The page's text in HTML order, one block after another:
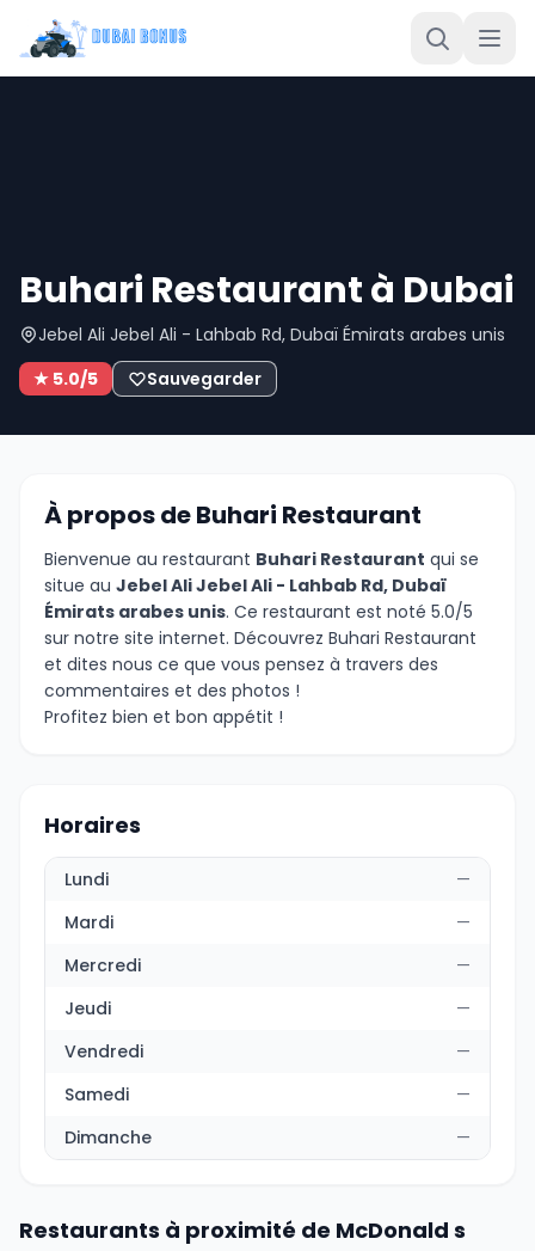
Buhari Restaurant à Dubai
Jebel Ali Jebel Ali - Lahbab Rd, Dubaï Émirats arabes unis
★ 5.0/5
Sauvegarder
À propos de Buhari Restaurant
Bienvenue au restaurant Buhari Restaurant qui se
situe au Jebel Ali Jebel Ali - Lahbab Rd, Dubaï
Émirats arabes unis. Ce restaurant est noté 5.0/5
sur notre site internet. Découvrez Buhari Restaurant
et dites nous ce que vous pensez à travers des
commentaires et des photos !
Profitez bien et bon appétit !
Horaires
Lundi
—
Mardi
—
Mercredi
—
Jeudi
—
Vendredi
—
Samedi
—
Dimanche
—
Restaurants à proximité de McDonald s